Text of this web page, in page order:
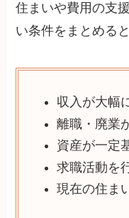
住まいや費用の支
い条件をまとめる
収入が大幅
離職・廃業
資産が一定
求職活動を
現在の住ま